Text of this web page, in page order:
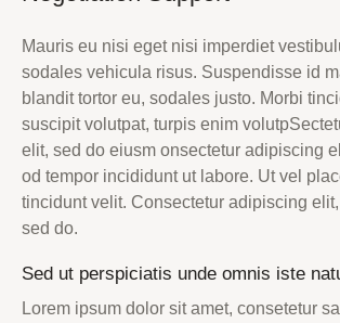
Mauris eu nisi eget nisi imperdiet
sodales vehicula risus. Suspendisse id
blandit tortor eu, sodales justo. Morbi
suscipit volutpat, turpis enim
elit, sed do eiusm onsectetur adipiscing
od tempor incididunt ut labore. Ut vel
tincidunt velit. Consectetur adipiscing
sed do.
Sed ut perspiciatis unde omnis iste
Lorem ipsum dolor sit amet, consetetur